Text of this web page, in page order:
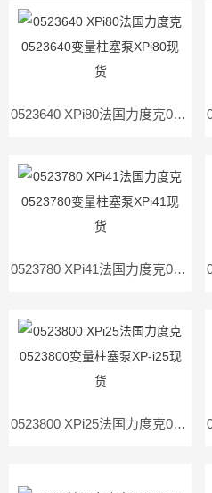
0523640 XPi80法国力度克0523640变量柱塞泵XPi80现货
0523780 XPi41法国力度克0523780变量柱塞泵XPi41现货
0523800 XPi25法国力度克0523800变量柱塞泵XP-i25现货